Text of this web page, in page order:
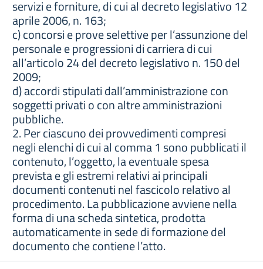
servizi e forniture, di cui al decreto legislativo 12
aprile 2006, n. 163;
c) concorsi e prove selettive per l’assunzione del
personale e progressioni di carriera di cui
all’articolo 24 del decreto legislativo n. 150 del
2009;
d) accordi stipulati dall’amministrazione con
soggetti privati o con altre amministrazioni
pubbliche.
2. Per ciascuno dei provvedimenti compresi
negli elenchi di cui al comma 1 sono pubblicati il
contenuto, l’oggetto, la eventuale spesa
prevista e gli estremi relativi ai principali
documenti contenuti nel fascicolo relativo al
procedimento. La pubblicazione avviene nella
forma di una scheda sintetica, prodotta
automaticamente in sede di formazione del
documento che contiene l’atto.